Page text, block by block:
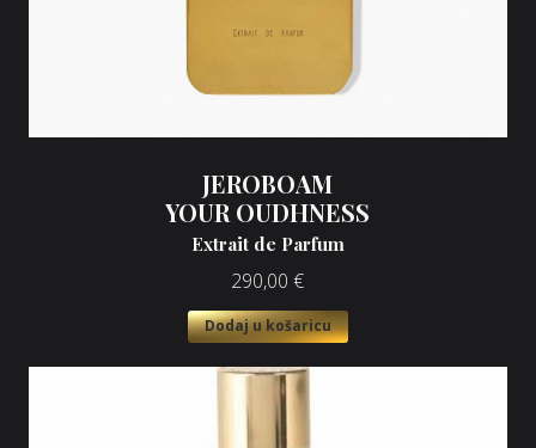
JEROBOAM
YOUR OUDHNESS
Extrait de Parfum
290,00 €
Dodaj u košaricu